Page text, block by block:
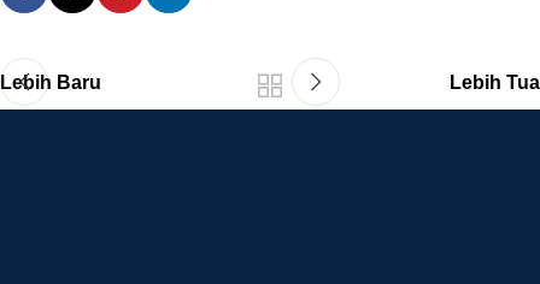
Lebih Baru Lebih Tua